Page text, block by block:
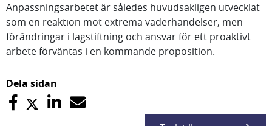
Anpassningsarbetet är således huvudsakligen utvecklat
som en reaktion mot extrema väderhändelser, men
förändringar i lagstiftning och ansvar för ett proaktivt
arbete förväntas i en kommande proposition.
Dela sidan